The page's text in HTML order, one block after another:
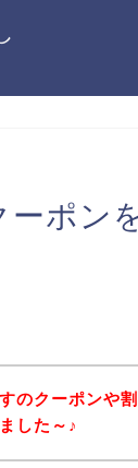
ーポン
のクーポンや
した～♪